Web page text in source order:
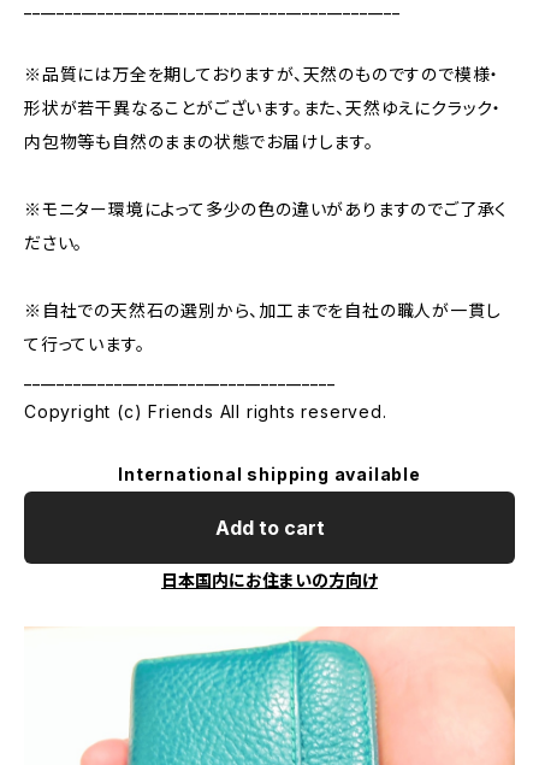
※品質には万全を期しておりますが、天然のものですので模様・
形状が若干異なることがございます。また、天然ゆえにクラック・
内包物等も自然のままの状態でお届けします。
※モニター環境によって多少の色の違いがありますのでご了承く
ださい。
※自社での天然石の選別から、加工までを自社の職人が一貫し
て行っています。
Copyright (c) Friends All rights reserved.
International shipping available
Add to cart
日本国内にお住まいの方向け